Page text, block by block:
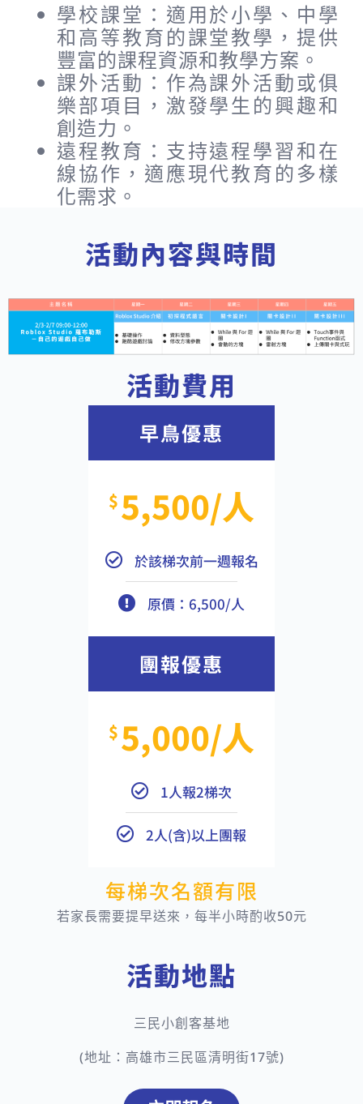
學校課堂：適用於小學、中學
和高等教育的課堂教學，提供
豐富的課程資源和教學方案。
課外活動：作為課外活動或俱
樂部項目，激發學生的興趣和
創造力。
遠程教育：支持遠程學習和在
線協作，適應現代教育的多樣
化需求。
活動內容與時間
活動費用
早鳥優惠
$5,500/人
於該梯次前一週報名
原價：6,500/人
團報優惠
$5,000/人
1人報2梯次
2人(含)以上團報
每梯次名額有限
若家長需要提早送來，每半小時酌收50元
活動地點
三民小創客基地
(地址：​高雄市三民區清明街17號)